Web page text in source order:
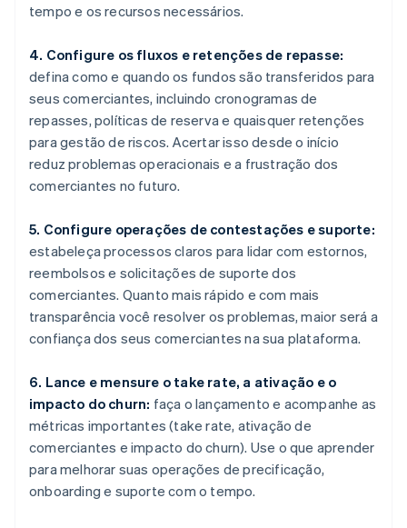
tempo e os recursos necessários.
4. Configure os fluxos e retenções de repasse:
defina como e quando os fundos são transferidos para
seus comerciantes, incluindo cronogramas de
repasses, políticas de reserva e quaisquer retenções
para gestão de riscos. Acertar isso desde o início
reduz problemas operacionais e a frustração dos
comerciantes no futuro.
5. Configure operações de contestações e suporte:
estabeleça processos claros para lidar com estornos,
reembolsos e solicitações de suporte dos
comerciantes. Quanto mais rápido e com mais
transparência você resolver os problemas, maior será a
confiança dos seus comerciantes na sua plataforma.
6. Lance e mensure o take rate, a ativação e o
impacto do churn: faça o lançamento e acompanhe as
métricas importantes (take rate, ativação de
comerciantes e impacto do churn). Use o que aprender
para melhorar suas operações de precificação,
onboarding e suporte com o tempo.